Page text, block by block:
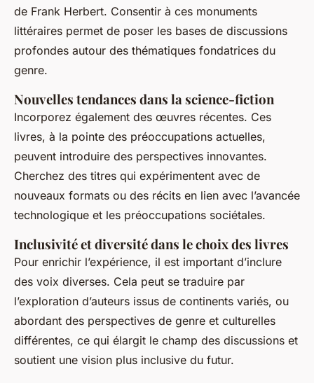
de Frank Herbert. Consentir à ces monuments
littéraires permet de poser les bases de discussions
profondes autour des thématiques fondatrices du
genre.
Nouvelles tendances dans la science-fiction
Incorporez également des œuvres récentes. Ces
livres, à la pointe des préoccupations actuelles,
peuvent introduire des perspectives innovantes.
Cherchez des titres qui expérimentent avec de
nouveaux formats ou des récits en lien avec l’avancée
technologique et les préoccupations sociétales.
Inclusivité et diversité dans le choix des livres
Pour enrichir l’expérience, il est important d’inclure
des voix diverses. Cela peut se traduire par
l’exploration d’auteurs issus de continents variés, ou
abordant des perspectives de genre et culturelles
différentes, ce qui élargit le champ des discussions et
soutient une vision plus inclusive du futur.